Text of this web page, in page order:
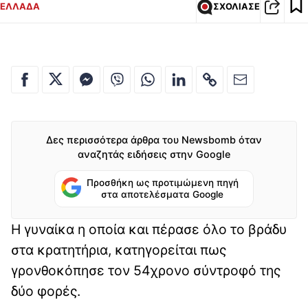
ΕΛΛΑΔΑ ΣΧΟΛΙΑΣΕ
Δες περισσότερα άρθρα του Newsbomb όταν
αναζητάς ειδήσεις στην Google
Προσθήκη ως προτιμώμενη πηγή
στα αποτελέσματα Google
Η γυναίκα η οποία και πέρασε όλο το βράδυ
στα κρατητήρια, κατηγορείται πως
γρονθοκόπησε τον 54χρονο σύντροφό της
δύο φορές.